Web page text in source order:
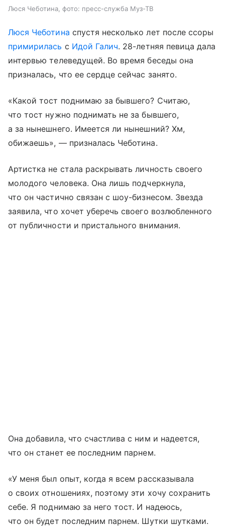
Люся Чеботина, фото: пресс-служба Муз-ТВ
Люся Чеботина спустя несколько лет после ссоры
примирилась с Идой Галич. 28-летняя певица дала
интервью телеведущей. Во время беседы она
призналась, что ее сердце сейчас занято.
«Какой тост поднимаю за бывшего? Считаю,
что тост нужно поднимать не за бывшего,
а за нынешнего. Имеется ли нынешний? Хм,
обижаешь», — призналась Чеботина.
Артистка не стала раскрывать личность своего
молодого человека. Она лишь подчеркнула,
что он частично связан с шоу-бизнесом. Звезда
заявила, что хочет уберечь своего возлюбленного
от публичности и пристального внимания.
Она добавила, что счастлива с ним и надеется,
что он станет ее последним парнем.
«У меня был опыт, когда я всем рассказывала
о своих отношениях, поэтому эти хочу сохранить
себе. Я поднимаю за него тост. И надеюсь,
что он будет последним парнем. Шутки шутками.